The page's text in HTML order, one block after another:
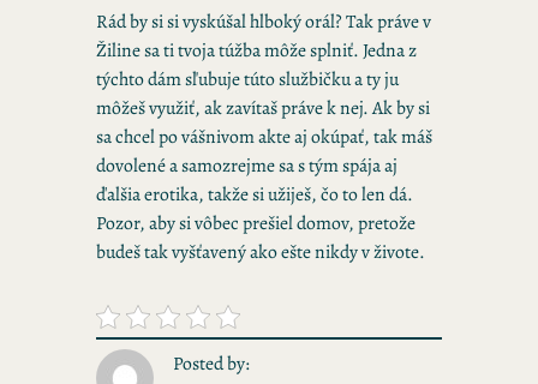
Rád by si si vyskúšal hlboký orál? Tak práve v
Žiline sa ti tvoja túžba môže splniť. Jedna z
týchto dám sľubuje túto službičku a ty ju
môžeš využiť, ak zavítaš práve k nej. Ak by si
sa chcel po vášnivom akte aj okúpať, tak máš
dovolené a samozrejme sa s tým spája aj
ďalšia erotika, takže si užiješ, čo to len dá.
Pozor, aby si vôbec prešiel domov, pretože
budeš tak vyšťavený ako ešte nikdy v živote.
Posted by: